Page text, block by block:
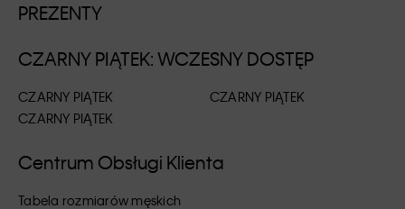
PREZENTY
CZARNY PIĄTEK: WCZESNY DOSTĘP
CZARNY PIĄTEK
CZARNY PIĄTEK
CZARNY PIĄTEK
Centrum Obsługi Klienta
Tabela rozmiarów męskich